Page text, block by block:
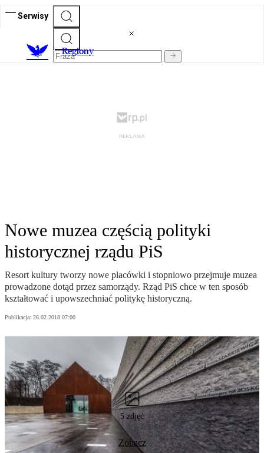
Serwisy
Regiony
Nowe muzea częścią polityki
historycznej rządu PiS
Resort kultury tworzy nowe placówki i stopniowo przejmuje muzea
prowadzone dotąd przez samorządy. Rząd PiS chce w ten sposób
kształtować i upowszechniać politykę historyczną.
Publikacja: 26.02.2018 07:00
5 zdjęć
Zobacz